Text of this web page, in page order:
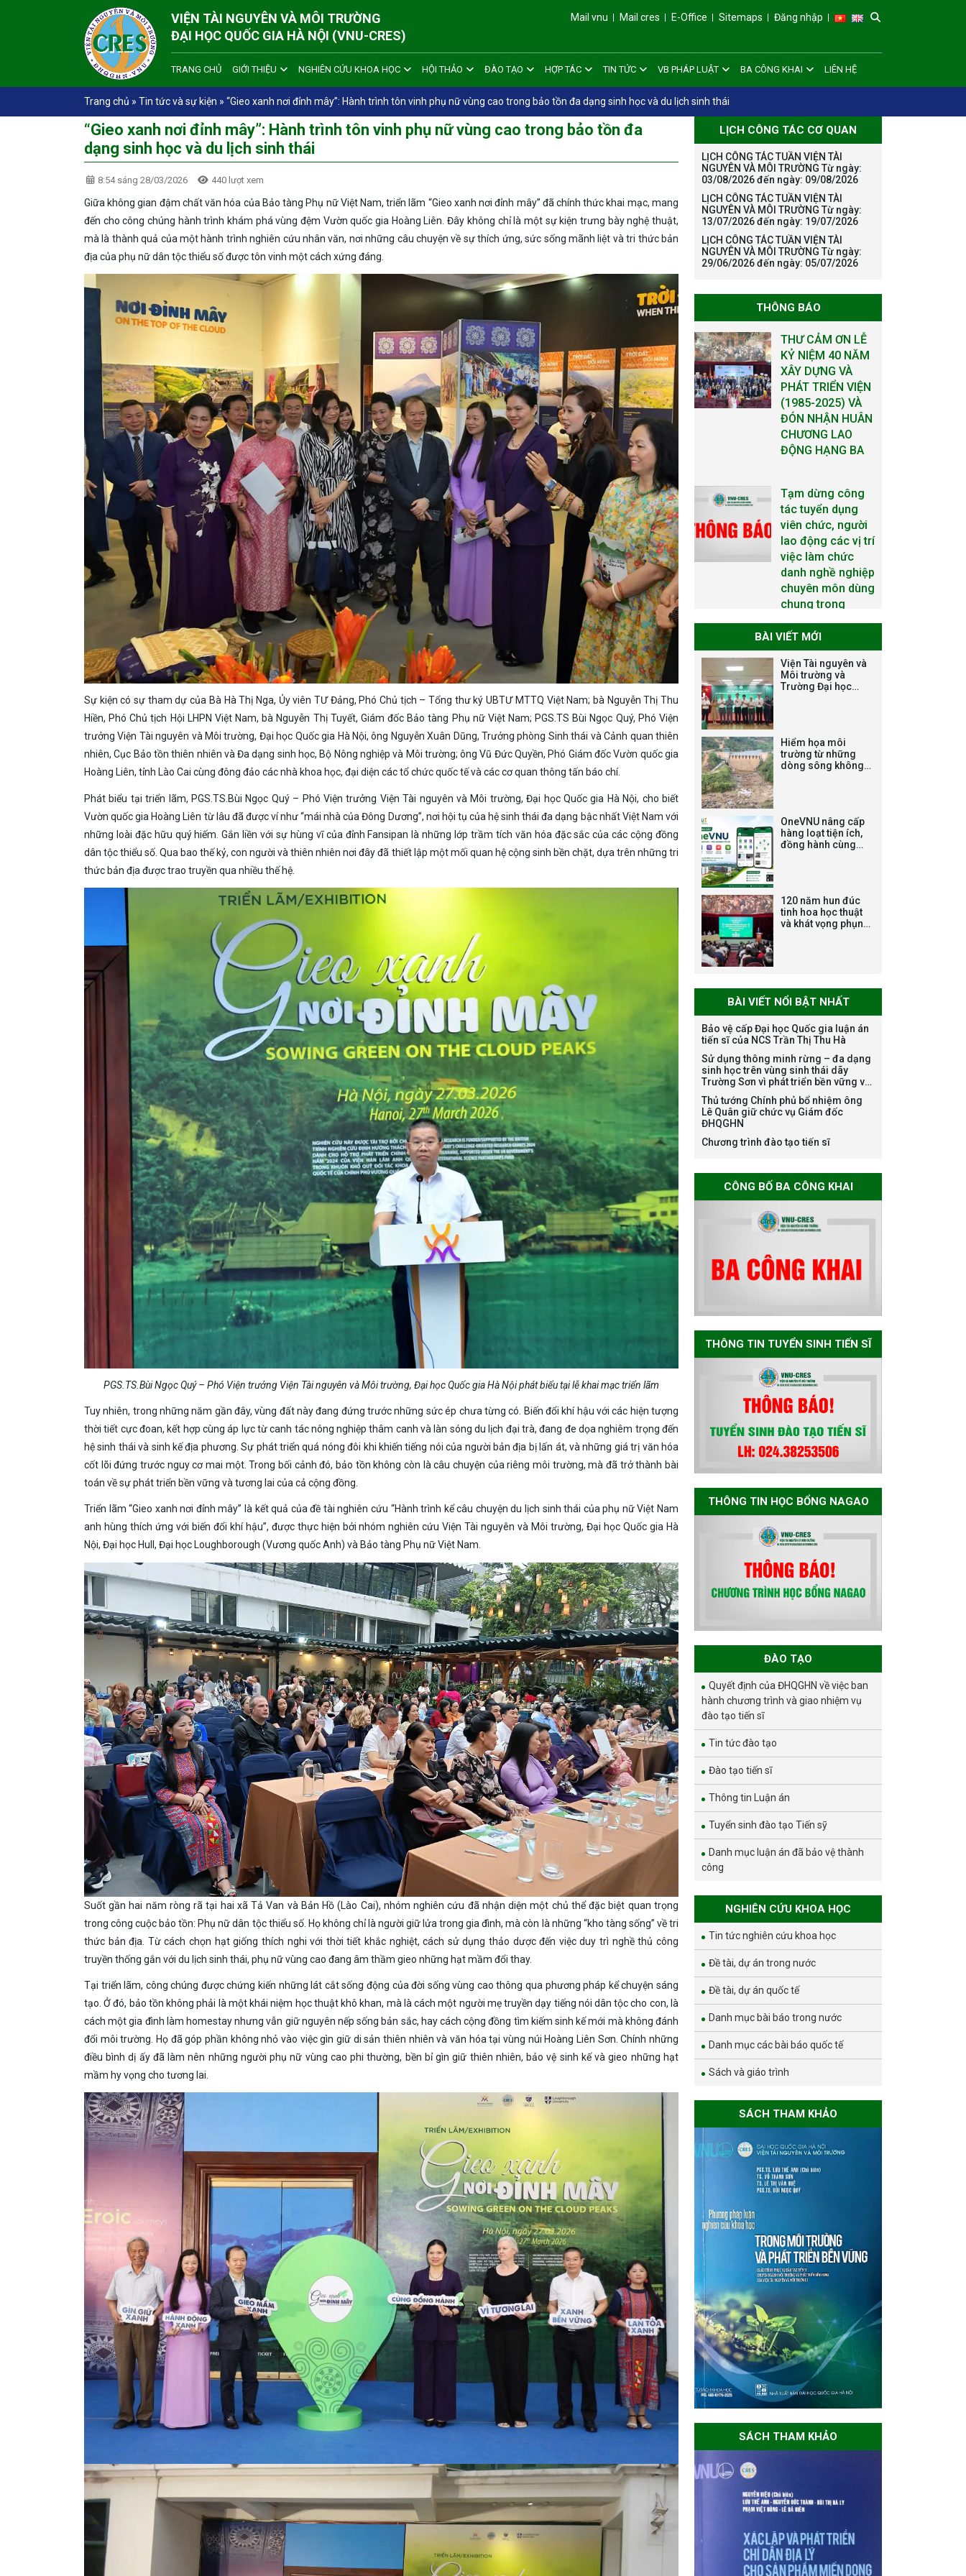
VIỆN TÀI NGUYÊN VÀ MÔI TRƯỜNG
ĐẠI HỌC QUỐC GIA HÀ NỘI (VNU-CRES)
Mail vnu Mail cres E-Office Sitemaps Đăng nhập
TRANG CHỦ GIỚI THIỆU NGHIÊN CỨU KHOA HỌC HỘI THẢO ĐÀO TẠO HỢP TÁC TIN TỨC VB PHÁP LUẬT BA CÔNG KHAI LIÊN HỆ
Trang chủ » Tin tức và sự kiện » “Gieo xanh nơi đỉnh mây”: Hành trình tôn vinh phụ nữ vùng cao trong bảo tồn đa dạng sinh học và du lịch sinh thái
“Gieo xanh nơi đỉnh mây”: Hành trình tôn vinh phụ nữ vùng cao trong bảo tồn đa
dạng sinh học và du lịch sinh thái
8:54 sáng 28/03/2026 440 lượt xem
Giữa không gian đậm chất văn hóa của Bảo tàng Phụ nữ Việt Nam, triển lãm “Gieo xanh nơi đỉnh mây” đã chính thức khai mạc, mang
đến cho công chúng hành trình khám phá vùng đệm Vườn quốc gia Hoàng Liên. Đây không chỉ là một sự kiện trưng bày nghệ thuật,
mà là thành quả của một hành trình nghiên cứu nhân văn, nơi những câu chuyện về sự thích ứng, sức sống mãnh liệt và tri thức bản
địa của phụ nữ dân tộc thiểu số được tôn vinh một cách xứng đáng.
Sự kiện có sự tham dự của Bà Hà Thị Nga, Ủy viên TƯ Đảng, Phó Chủ tịch – Tổng thư ký UBTƯ MTTQ Việt Nam; bà Nguyễn Thị Thu
Hiền, Phó Chủ tịch Hội LHPN Việt Nam, bà Nguyễn Thị Tuyết, Giám đốc Bảo tàng Phụ nữ Việt Nam; PGS.TS Bùi Ngọc Quý, Phó Viện
trưởng Viện Tài nguyên và Môi trường, Đại học Quốc gia Hà Nội, ông Nguyễn Xuân Dũng, Trưởng phòng Sinh thái và Cảnh quan thiên
nhiên, Cục Bảo tồn thiên nhiên và Đa dạng sinh học, Bộ Nông nghiệp và Môi trường; ông Vũ Đức Quyền, Phó Giám đốc Vườn quốc gia
Hoàng Liên, tỉnh Lào Cai cùng đông đảo các nhà khoa học, đại diện các tổ chức quốc tế và các cơ quan thông tấn báo chí.
Phát biểu tại triển lãm, PGS.TS.Bùi Ngọc Quý – Phó Viện trưởng Viện Tài nguyên và Môi trường, Đại học Quốc gia Hà Nội, cho biết
Vườn quốc gia Hoàng Liên từ lâu đã được ví như “mái nhà của Đông Dương”, nơi hội tụ của hệ sinh thái đa dạng bậc nhất Việt Nam với
những loài đặc hữu quý hiếm. Gắn liền với sự hùng vĩ của đỉnh Fansipan là những lớp trầm tích văn hóa đặc sắc của các cộng đồng
dân tộc thiểu số. Qua bao thế kỷ, con người và thiên nhiên nơi đây đã thiết lập một mối quan hệ cộng sinh bền chặt, dựa trên những tri
thức bản địa được trao truyền qua nhiều thế hệ.
PGS.TS.Bùi Ngọc Quý – Phó Viện trưởng Viện Tài nguyên và Môi trường, Đại học Quốc gia Hà Nội phát biểu tại lễ khai mạc triển lãm
Tuy nhiên, trong những năm gần đây, vùng đất này đang đứng trước những sức ép chưa từng có. Biến đổi khí hậu với các hiện tượng
thời tiết cực đoan, kết hợp cùng áp lực từ canh tác nông nghiệp thâm canh và làn sóng du lịch đại trà, đang đe dọa nghiêm trọng đến
hệ sinh thái và sinh kế địa phương. Sự phát triển quá nóng đôi khi khiến tiếng nói của người bản địa bị lấn át, và những giá trị văn hóa
cốt lõi đứng trước nguy cơ mai một. Trong bối cảnh đó, bảo tồn không còn là câu chuyện của riêng môi trường, mà đã trở thành bài
toán về sự phát triển bền vững và tương lai của cả cộng đồng.
Triển lãm “Gieo xanh nơi đỉnh mây” là kết quả của đề tài nghiên cứu “Hành trình kể câu chuyện du lịch sinh thái của phụ nữ Việt Nam
anh hùng thích ứng với biến đổi khí hậu”, được thực hiện bởi nhóm nghiên cứu Viện Tài nguyên và Môi trường, Đại học Quốc gia Hà
Nội, Đại học Hull, Đại học Loughborough (Vương quốc Anh) và Bảo tàng Phụ nữ Việt Nam.
Suốt gần hai năm ròng rã tại hai xã Tả Van và Bản Hồ (Lào Cai), nhóm nghiên cứu đã nhận diện một chủ thể đặc biệt quan trọng
trong công cuộc bảo tồn: Phụ nữ dân tộc thiểu số. Họ không chỉ là người giữ lửa trong gia đình, mà còn là những “kho tàng sống” về tri
thức bản địa. Từ cách chọn hạt giống thích nghi với thời tiết khắc nghiệt, cách sử dụng thảo dược đến việc duy trì nghề thủ công
truyền thống gắn với du lịch sinh thái, phụ nữ vùng cao đang âm thầm gieo những hạt mầm đổi thay.
Tại triển lãm, công chúng được chứng kiến những lát cắt sống động của đời sống vùng cao thông qua phương pháp kể chuyện sáng
tạo. Ở đó, bảo tồn không phải là một khái niệm học thuật khô khan, mà là cách một người mẹ truyền dạy tiếng nói dân tộc cho con, là
cách một gia đình làm homestay nhưng vẫn giữ nguyên nếp sống bản sắc, hay cách cộng đồng tìm kiếm sinh kế mới mà không đánh
đổi môi trường. Họ đã góp phần không nhỏ vào việc gìn giữ di sản thiên nhiên và văn hóa tại vùng núi Hoàng Liên Sơn. Chính những
điều bình dị ấy đã làm nên những người phụ nữ vùng cao phi thường, bền bỉ gìn giữ thiên nhiên, bảo vệ sinh kế và gieo những hạt
mầm hy vọng cho tương lai.
LỊCH CÔNG TÁC CƠ QUAN
LỊCH CÔNG TÁC TUẦN VIỆN TÀI
NGUYÊN VÀ MÔI TRƯỜNG Từ ngày:
03/08/2026 đến ngày: 09/08/2026
LỊCH CÔNG TÁC TUẦN VIỆN TÀI
NGUYÊN VÀ MÔI TRƯỜNG Từ ngày:
13/07/2026 đến ngày: 19/07/2026
LỊCH CÔNG TÁC TUẦN VIỆN TÀI
NGUYÊN VÀ MÔI TRƯỜNG Từ ngày:
29/06/2026 đến ngày: 05/07/2026
THÔNG BÁO
Tạm dừng công
tác tuyển dụng
viên chức, người
lao động các vị trí
việc làm chức
danh nghề nghiệp
chuyên môn dùng
chung trong
Bảo vệ luận án tiến
sĩ của NCS Trương
Mạnh Tuấn
Bảo vệ luận án tiến
sĩ của NCS Nguyễn
Thế Thông
Nagao tại Việt Nam
năm học 2026-
2027
họp Tiểu ban
chuyên môn đánh
nghiên cứu sinh
đợt 1 năm 2026
điều kiện dự tuyển
Chương trình đào
tạo tiến sĩ chuyên
ngành Môi trường
và phát triển bền
vững đợt 1 năm
The International
Conference EME
Mine and
Environmental
Sciences for the
Advancement of
Technologies and
Infrastructure
THÔNG BÁO
TUYỂN SINH ĐÀO
2026
THÔNG BÁO KẾ
HOẠCH TỔ CHỨC
TRAO HỌC BỔNG
NAGAO NĂM HỌC
2025-2026
THƯ CẢM ƠN LỄ
KỶ NIỆM 40 NĂM
XÂY DỰNG VÀ
PHÁT TRIỂN VIỆN
(1985-2025) VÀ
CHƯƠNG LAO
ĐỘNG HẠNG BA
BÀI VIẾT MỚI
Viện Tài nguyên và
Môi trường và
Trường Đại học
học
Hiểm họa môi
trường từ những
dòng sông không
OneVNU nâng cấp
hàng loạt tiện ích,
đồng hành cùng
120 năm hun đúc
tinh hoa học thuật
và khát vọng phụng
BÀI VIẾT NỔI BẬT NHẤT
Bảo vệ cấp Đại học Quốc gia luận án
tiến sĩ của NCS Trần Thị Thu Hà
Sử dụng thông minh rừng – đa dạng
sinh học trên vùng sinh thái dãy
Trường Sơn vì phát triển bền vững và
ứng phó với biến đổi khí hậu
Thủ tướng Chính phủ bổ nhiệm ông
Lê Quân giữ chức vụ Giám đốc
ĐHQGHN
Chương trình đào tạo tiến sĩ
CÔNG BỐ BA CÔNG KHAI
THÔNG TIN TUYỂN SINH TIẾN SĨ
THÔNG TIN HỌC BỔNG NAGAO
ĐÀO TẠO
Quyết định của ĐHQGHN về việc ban
hành chương trình và giao nhiệm vụ
đào tạo tiến sĩ
Tin tức đào tạo
Đào tạo tiến sĩ
Thông tin Luận án
Tuyển sinh đào tạo Tiến sỹ
Danh mục luận án đã bảo vệ thành
công
NGHIÊN CỨU KHOA HỌC
Tin tức nghiên cứu khoa học
Đề tài, dự án trong nước
Đề tài, dự án quốc tế
Danh mục bài báo trong nước
Danh mục các bài báo quốc tế
Sách và giáo trình
SÁCH THAM KHẢO
SÁCH THAM KHẢO